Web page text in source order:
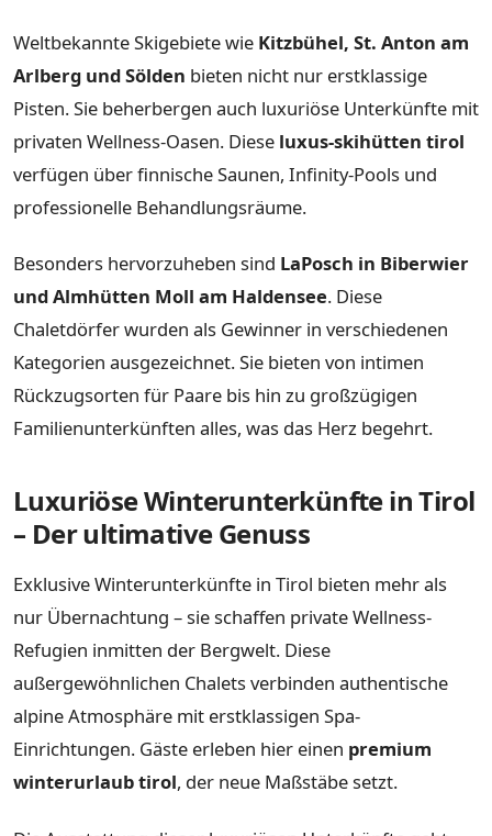
Weltbekannte Skigebiete wie Kitzbühel, St. Anton am
Arlberg und Sölden bieten nicht nur erstklassige
Pisten. Sie beherbergen auch luxuriöse Unterkünfte mit
privaten Wellness-Oasen. Diese luxus-skihütten tirol
verfügen über finnische Saunen, Infinity-Pools und
professionelle Behandlungsräume.
Besonders hervorzuheben sind LaPosch in Biberwier
und Almhütten Moll am Haldensee. Diese
Chaletdörfer wurden als Gewinner in verschiedenen
Kategorien ausgezeichnet. Sie bieten von intimen
Rückzugsorten für Paare bis hin zu großzügigen
Familienunterkünften alles, was das Herz begehrt.
Luxuriöse Winterunterkünfte in Tirol
– Der ultimative Genuss
Exklusive Winterunterkünfte in Tirol bieten mehr als
nur Übernachtung – sie schaffen private Wellness-
Refugien inmitten der Bergwelt. Diese
außergewöhnlichen Chalets verbinden authentische
alpine Atmosphäre mit erstklassigen Spa-
Einrichtungen. Gäste erleben hier einen premium
winterurlaub tirol, der neue Maßstäbe setzt.